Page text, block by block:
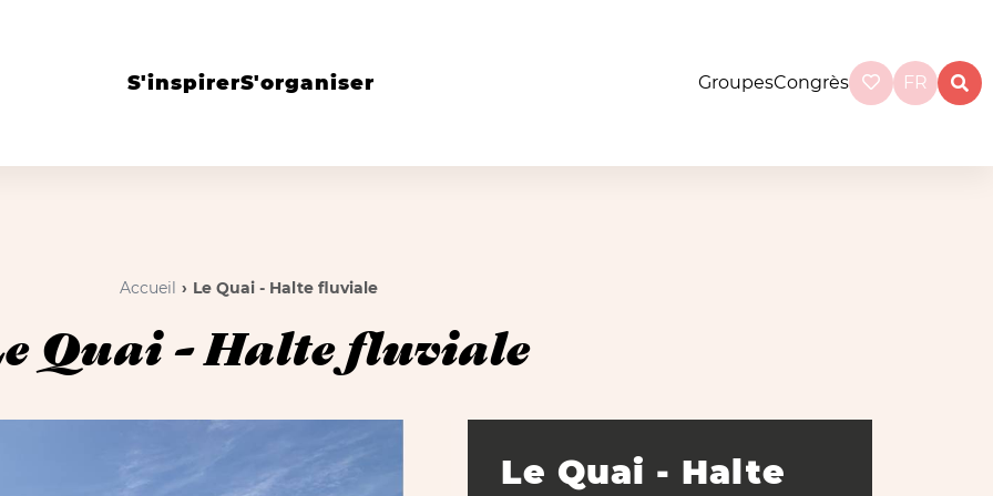
S'inspirerS'organiser GroupesCongrès FR
Accueil Le Quai - Halte fluviale
Quai - Halte fluviale
Le Quai - Halte